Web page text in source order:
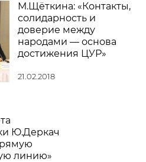
М.Щёткина: «Контакты,
солидарность и
доверие между
народами — основа
достижения ЦУР»
21.02.2018
Ю.Деркач
линию»